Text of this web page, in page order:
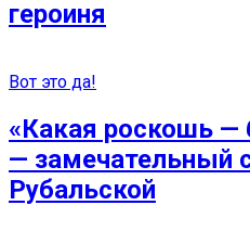
героиня
Вот это да!
«Какая роскошь —
— замечательный
Рубальской